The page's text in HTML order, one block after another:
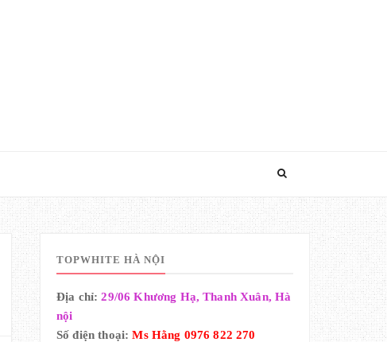
TOPWHITE HÀ NỘI
Địa chỉ:29/06 Khương Hạ, Thanh Xuân, Hà
nội
Số điện thoại:Ms Hằng 0976 822 270